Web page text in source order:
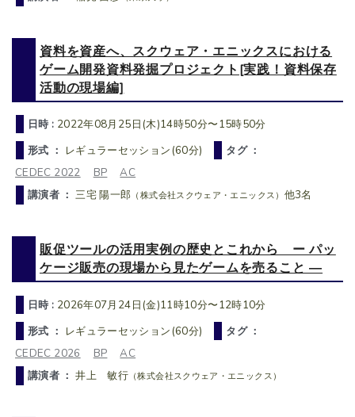
資料を資産へ、スクウェア・エニックスにおける
ゲーム開発資料発掘プロジェクト[実践！資料保存
活動の現場編]
日時 : 2022年08月25日(木)14時50分〜15時50分
形式 ： レギュラーセッション(60分)
タグ ：
CEDEC 2022
BP
AC
講演者 ：三宅 陽一郎 （株式会社スクウェア・エニックス） 他3名
販促ツールの活用実例の歴史とこれから ー パッ
ケージ販売の現場から見たゲームを売ること ―
日時 : 2026年07月24日(金)11時10分〜12時10分
形式 ： レギュラーセッション(60分)
タグ ：
CEDEC 2026
BP
AC
講演者 ：井上 敏行 （株式会社スクウェア・エニックス）